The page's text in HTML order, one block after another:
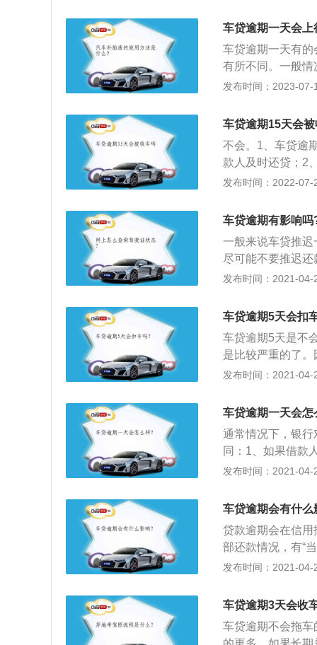
融公司，公司总
中第一家与中方
分，在全球超过
车贷逾期一天会上
车贷逾期一天有
有所不同。一般
跟贷款行或是贷
况，银行会发送
严重的影响。
发布时间：2023-07-
车贷逾期15天会
不会。1、车贷逾
款人及时还贷；2
据贷款合同的相
施。虽然在贷还
没有产权，但即
这一行为是违法
机构是可以依法
车子收回进行拍
发布时间：2022-07-
车贷逾期有影响吗
一般来说车贷推
尽可能不要推迟
给贷款人的款项
本金、支付合同
款，恶意逾期，
后记录才能被消
模式；3、情节严
入征信系统的，
发布时间：2021-04-
车贷逾期5天会扣
车贷逾期5天是不
是比较严重的了
主在这个还款宽
逾期的了；2、而
逾期交款，直接
行工作人员联系
3、对于逾期行为
免造成逾期，对
发布时间：2021-04-
车贷逾期一天会怎
通常情况下，银
同：1、如果借款
况，借款人可通
样的情况，借款
定的影响；3、在
规定为准；4、因
话与银行工作人
发布时间：2021-04-
车贷逾期会有什么
贷款逾期会在信
部还款情况，有“
数”等四项银行关
在信用报告上记
款部分包含“累计
年内的还款情况，
发布时间：2021-04-
车贷逾期3天会收
车贷逾期不会拖